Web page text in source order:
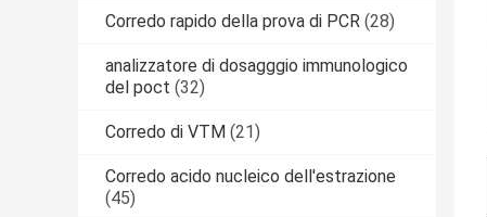
Corredo rapido della prova di PCR (28)
analizzatore di dosagggio immunologico
del poct (32)
Corredo di VTM (21)
Corredo acido nucleico dell'estrazione
(45)